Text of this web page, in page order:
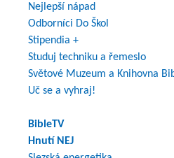
Nejlepší nápad
Odborníci Do Škol
Stipendia +
Studuj techniku a řemeslo
Světové Muzeum a Knihovna
Uč se a vyhraj!
BibleTV
Hnutí NEJ